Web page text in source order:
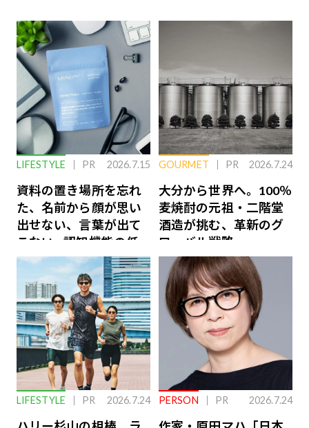
LIFESTYLE PR 2026.7.15
資料の置き場所を忘れ
た、名前から顔が思い
出せない、言葉が出て
こない…認知機能の低
下を救う、脳のインナ
ーケアとは
GOURMET PR 2026.7.24
大分から世界へ。100％
麦焼酎の元祖・二階堂
酒造が挑む、革新のグ
ローバル戦略
LIFESTYLE PR 2026.7.24 PERSON PR 2026.7.24